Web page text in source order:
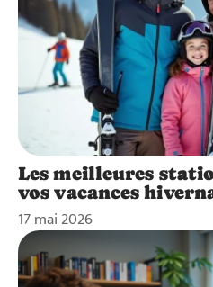
Les meilleures
vos vacances
17 mai 2026